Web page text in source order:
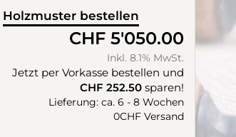
Holzmuster bestellen
CHF 5'050.00
Inkl. 8.1% MwSt.
Jetzt per Vorkasse bestellen und
CHF 252.50 sparen!
Lieferung: ca. 6 - 8 Wochen
0CHF Versand